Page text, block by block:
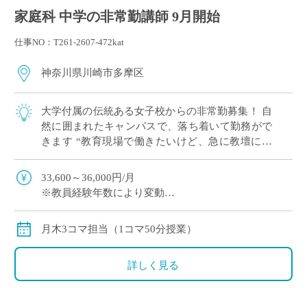
家庭科 中学の非常勤講師 9月開始
仕事NO：T261-2607-472kat
神奈川県川崎市多摩区
大学付属の伝統ある女子校からの非常勤募集！ 自
然に囲まれたキャンパスで、落ち着いて勤務がで
きます “教育現場で働きたいけど、急に教壇に立
〈担当詳細〉 ・ […]
33,600～36,000円/月
※教員経験年数により変動
月木3コマ担当（1コマ50分授業）
詳しく見る